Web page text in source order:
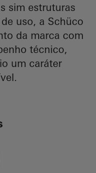
sim estruturas
uso, a Schüco
da marca com
técnico,
um caráter